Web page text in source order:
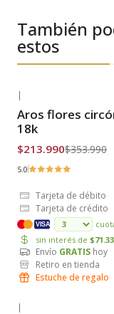
También
estos
Envío Gratis
|
Aros flores
18k
$213.990$353.990
5.0
Tarjeta de débito
Tarjeta de crédito
VISA
sin interés de
Envío GRATIS hoy
Retiro en tienda
Estuche de regalo
|